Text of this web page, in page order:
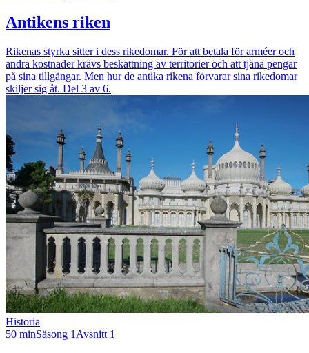
Antikens riken
Rikenas styrka sitter i dess rikedomar. För att betala för arméer och
andra kostnader krävs beskattning av territorier och att tjäna pengar
på sina tillgångar. Men hur de antika rikena förvarar sina rikedomar
skiljer sig åt. Del 3 av 6.
Historia
50 minSäsong 1 Avsnitt 1